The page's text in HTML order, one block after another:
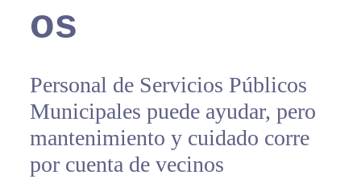
os
Personal de Servicios Públicos
Municipales puede ayudar, pero
mantenimiento y cuidado corre
por cuenta de vecinos